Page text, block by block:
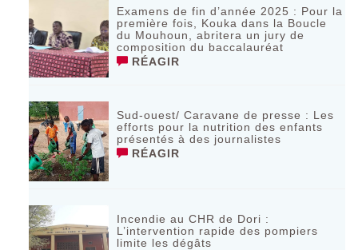
Examens de fin d’année 2025 : Pour la
première fois, Kouka dans la Boucle
du Mouhoun, abritera un jury de
composition du baccalauréat
RÉAGIR
Sud-ouest/ Caravane de presse : Les
efforts pour la nutrition des enfants
présentés à des journalistes
RÉAGIR
Incendie au CHR de Dori :
L’intervention rapide des pompiers
limite les dégâts